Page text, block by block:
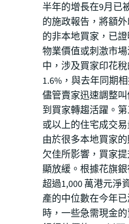
半年的增長在9月已
的施政報告，將額
的非本地買家，已
物業價值或刺激市
中，涉及買家印花
1.6%，與去年同期相
儘管賣家迅速調整
到買家轉趨活躍。
或以上的住宅成交
由於很多本地買家
欠佳所影響，買家
顯放緩。根據花旗
超過1,000 萬港元淨
產的中位數在今年
時，一些急需現金